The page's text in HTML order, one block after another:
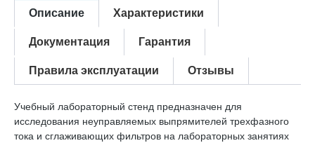
Описание Характеристики
Документация Гарантия
Правила эксплуатации Отзывы
Учебный лабораторный стенд предназначен для
исследования неуправляемых выпрямителей трехфазного
тока и сглаживающих фильтров на лабораторных занятиях